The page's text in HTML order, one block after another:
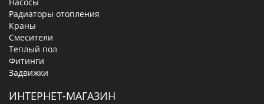
Радиаторы отопления
Краны
Смесители
Теплый пол
Фитинги
Задвижки
ИНТЕРНЕТ-МАГАЗИН